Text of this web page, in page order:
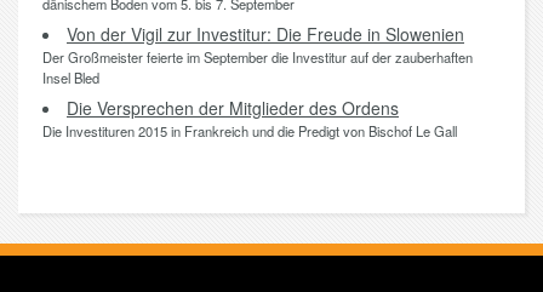
dänischem Boden vom 5. bis 7. September
Von der Vigil zur Investitur: Die Freude in Slowenien
Der Großmeister feierte im September die Investitur auf der zauberhaften
Insel Bled
Die Versprechen der Mitglieder des Ordens
Die Investituren 2015 in Frankreich und die Predigt von Bischof Le Gall